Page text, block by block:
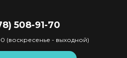
508-91-70
(воскресенье - выходной)